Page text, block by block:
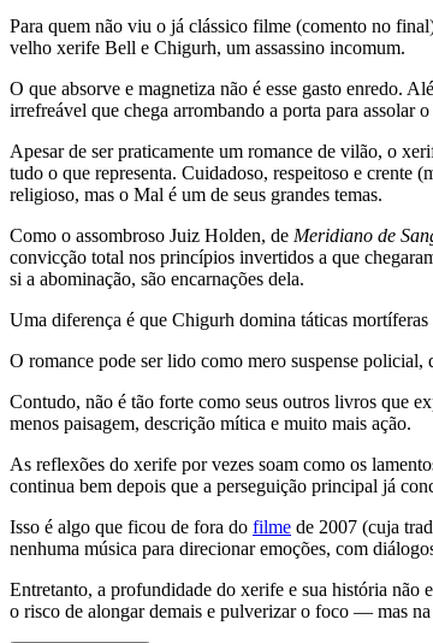
Para quem não viu o já clássico filme (comento no
velho xerife Bell e Chigurh, um assassino incomum.
O que absorve e magnetiza não é esse gasto enredo.
irrefreável que chega arrombando a porta para assolar
Apesar de ser praticamente um romance de vilão, o
tudo o que representa. Cuidadoso, respeitoso e crente
religioso, mas o Mal é um de seus grandes temas.
Como o assombroso Juiz Holden, de Meridiano de
convicção total nos princípios invertidos a que
si a abominação, são encarnações dela.
Uma diferença é que Chigurh domina táticas
O romance pode ser lido como mero suspense
Contudo, não é tão forte como seus outros livros que
menos paisagem, descrição mítica e muito mais ação.
As reflexões do xerife por vezes soam como os
continua bem depois que a perseguição principal já
Isso é algo que ficou de fora do filme de 2007 (cuja
nenhuma música para direcionar emoções, com
Entretanto, a profundidade do xerife e sua história não
o risco de alongar demais e pulverizar o foco — mas